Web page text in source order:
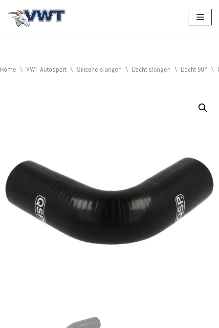
Home \ VWT Autosport \ Silicone slangen \ Bocht slangen \ Bocht 90° \